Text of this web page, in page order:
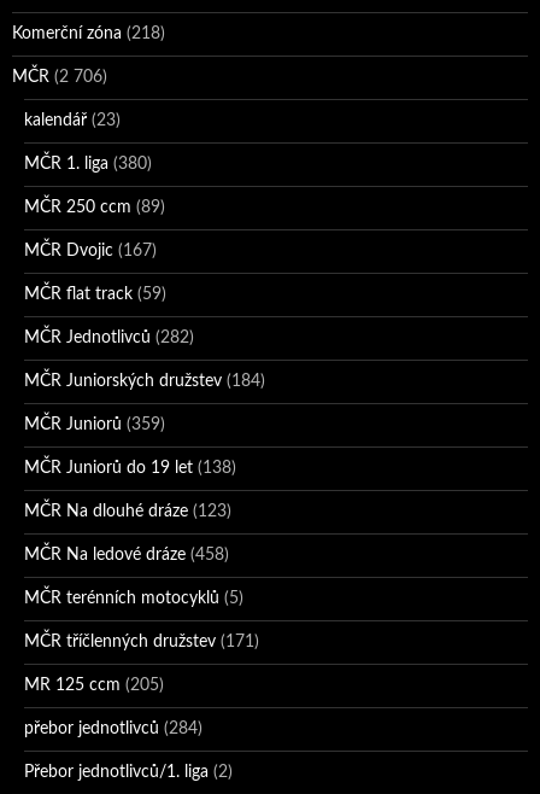
Komerční zóna (218)
MČR (2 706)
kalendář (23)
MČR 1. liga (380)
MČR 250 ccm (89)
MČR Dvojic (167)
MČR flat track (59)
MČR Jednotlivců (282)
MČR Juniorských družstev (184)
MČR Juniorů (359)
MČR Juniorů do 19 let (138)
MČR Na dlouhé dráze (123)
MČR Na ledové dráze (458)
MČR terénních motocyklů (5)
MČR tříčlenných družstev (171)
MR 125 ccm (205)
přebor jednotlivců (284)
Přebor jednotlivců/1. liga (2)